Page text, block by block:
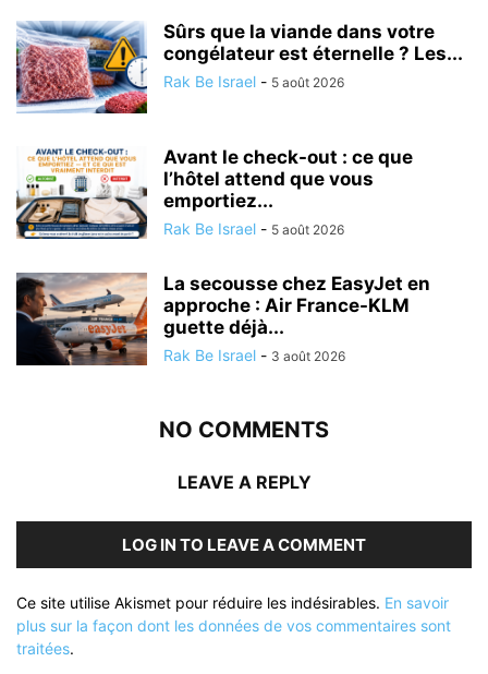
Sûrs que la viande dans votre
congélateur est éternelle ? Les...
Rak Be Israel - 5 août 2026
Avant le check-out : ce que
l’hôtel attend que vous
emportiez...
Rak Be Israel - 5 août 2026
La secousse chez EasyJet en
approche : Air France-KLM
guette déjà...
Rak Be Israel - 3 août 2026
NO COMMENTS
LEAVE A REPLY
LOG IN TO LEAVE A COMMENT
Ce site utilise Akismet pour réduire les indésirables. En savoir
plus sur la façon dont les données de vos commentaires sont
traitées.